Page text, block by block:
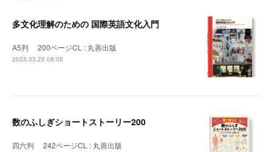
多文化理解のための 国際英語文化入門
A5判 200ページCL : 丸善出版
2023.03.22 08:05
数のふしぎショートストーリー200
四六判 242ページCL : 丸善出版